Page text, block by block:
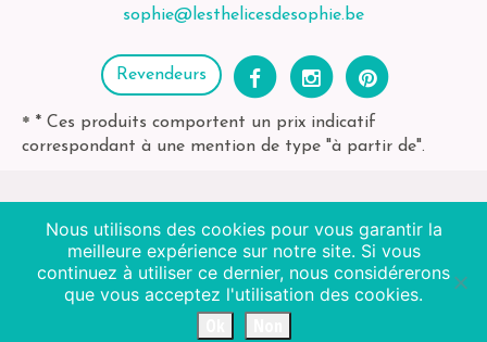
sophie@lesthelicesdesophie.be
Revendeurs
* * Ces produits comportent un prix indicatif
correspondant à une mention de type "à partir de".
2026Les Thélices de Sophie | BE-bio-03 Agriculture
Non EU
Octopix + WordPress = ❤
Nous utilisons des cookies pour vous garantir la
meilleure expérience sur notre site. Si vous
continuez à utiliser ce dernier, nous considérerons
que vous acceptez l'utilisation des cookies.